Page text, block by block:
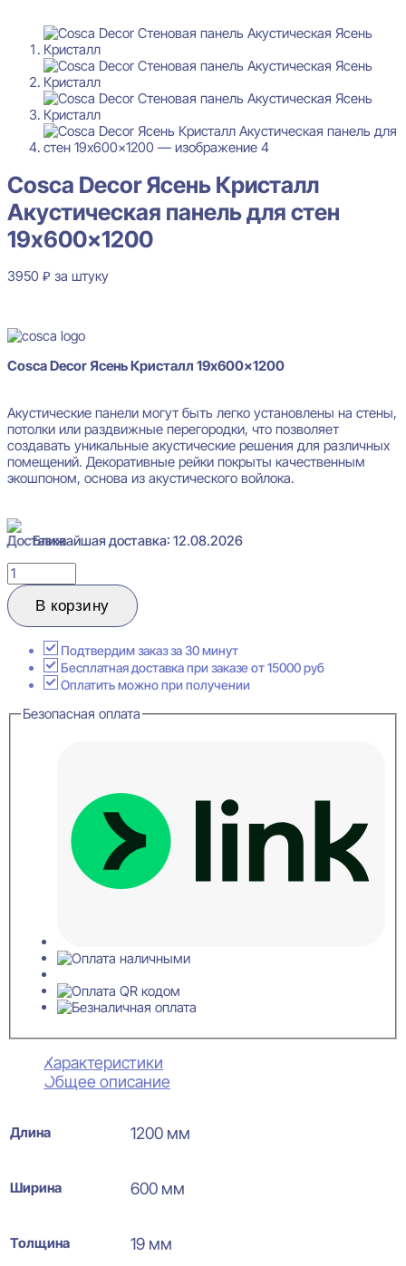
Cosca Decor Ясень Кристалл
Акустическая панель для стен
19x600x1200
3950 ₽ за штуку
Cosca Decor Ясень Кристалл 19x600x1200
Акустические панели могут быть легко установлены на стены,
потолки или раздвижные перегородки, что позволяет
создавать уникальные акустические решения для различных
помещений. Декоративные рейки покрыты качественным
экошпоном, основа из акустического войлока.
Ближайшая доставка: 12.08.2026
Количество
товара
Cosca
Decor
Кристалл
Акустическая
панель
стен
В корзину
Подтвердим заказ за 30 минут
Бесплатная доставка при заказе от 15000 руб
Оплатить можно при получении
Безопасная оплата
Характеристики
Общее описание
Длина 1200 мм
Ширина 600 мм
Толщина 19 мм